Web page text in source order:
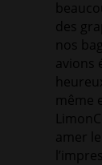
des
nos
avions
même
amer